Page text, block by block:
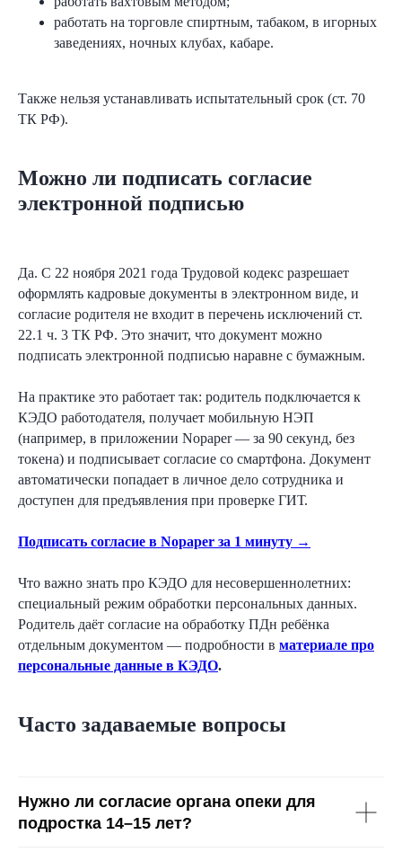
работать на торговле спиртным, табаком, в игорных
заведениях, ночных клубах, кабаре.
Также нельзя устанавливать испытательный срок (ст. 70
ТК РФ).
Можно ли подписать согласие
электронной подписью
Да. С 22 ноября 2021 года Трудовой кодекс разрешает
оформлять кадровые документы в электронном виде, и
согласие родителя не входит в перечень исключений ст.
22.1 ч. 3 ТК РФ. Это значит, что документ можно
подписать электронной подписью наравне с бумажным.
На практике это работает так: родитель подключается к
КЭДО работодателя, получает мобильную НЭП
(например, в приложении Nopaper — за 90 секунд, без
токена) и подписывает согласие со смартфона. Документ
автоматически попадает в личное дело сотрудника и
доступен для предъявления при проверке ГИТ.
Подписать согласие в Nopaper за 1 минуту →
Что важно знать про КЭДО для несовершеннолетних:
специальный режим обработки персональных данных.
Родитель даёт согласие на обработку ПДн ребёнка
отдельным документом — подробности в материале про
персональные данные в КЭДО.
Часто задаваемые вопросы
Нужно ли согласие органа опеки для
подростка 14–15 лет?
+7
Согласенна обработку персональных
Спросить юриста